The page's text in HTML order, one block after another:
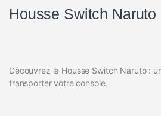
Housse Switch Naruto
Découvrez la Housse Switch Naruto :
transporter votre console.